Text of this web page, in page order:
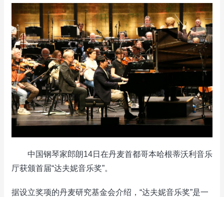
中国钢琴家郎朗14日在丹麦首都哥本哈根蒂沃利音乐
厅获颁首届“达夫妮音乐奖”。
据设立奖项的丹麦研究基金会介绍，“达夫妮音乐奖”是一